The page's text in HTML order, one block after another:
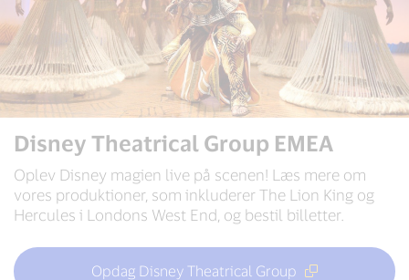
Disney Theatrical Group EMEA
Oplev Disney magien live på scenen! Læs mere om
vores produktioner, som inkluderer The Lion King og
Hercules i Londons West End, og bestil billetter.
Opdag Disney Theatrical Group